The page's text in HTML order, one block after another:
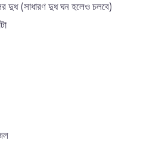
দুধ (সাধারণ দুধ ঘন হলেও চলবে)